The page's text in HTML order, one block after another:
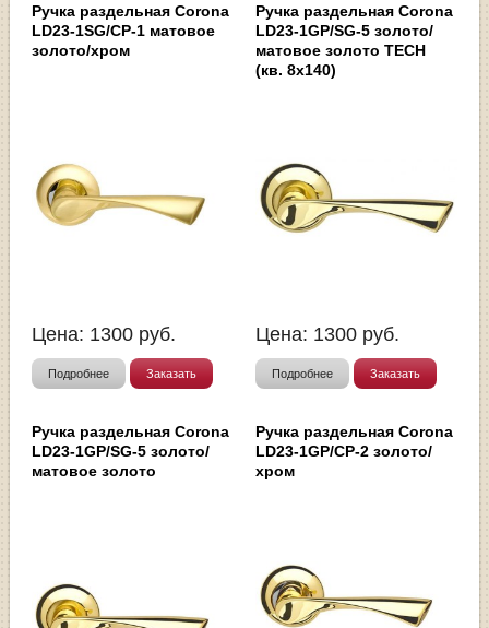
Ручка раздельная Corona
LD23-1SG/CP-1 матовое
золото/хром
Цена: 1300 руб.
Подробнее Заказать
Ручка раздельная Corona
LD23-1GP/SG-5 золото/
матовое золото TECH
(кв. 8х140)
Цена: 1300 руб.
Подробнее Заказать
Ручка раздельная Corona
LD23-1GP/SG-5 золото/
матовое золото
Ручка раздельная Corona
LD23-1GP/CP-2 золото/
хром